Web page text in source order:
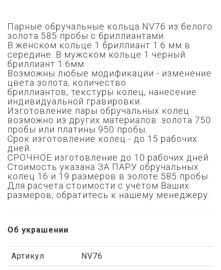
Парные обручальные кольца NV76 из белого
золота 585 пробы с бриллиантами.
В женском кольце 1 бриллиант 1.6 мм в
середине. В мужском кольце 1 черный
бриллиант 1.6мм.
Возможны любые модификации - изменение
цвета золота, количество
бриллиантов, текстуры колец, нанесение
индивидуальной гравировки.
Изготовление пары обручальных колец
возможно из других материалов: золота 750
пробы или платины 950 пробы.
Срок изготовление колец - до 15 рабочих
дней.
СРОЧНОЕ изготовление до 10 рабочих дней.
Стоимость указана ЗА ПАРУ обручальных
колец 16 и 19 размеров в золоте 585 пробы.
Для расчета стоимости с учётом Ваших
размеров, обратитесь к нашему менеджеру.
Об украшении
Артикул NV76